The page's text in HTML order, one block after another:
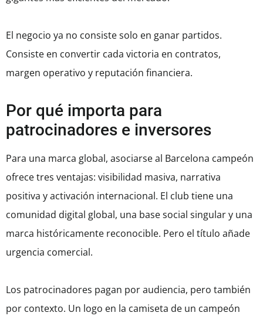
El negocio ya no consiste solo en ganar partidos.
Consiste en convertir cada victoria en contratos,
margen operativo y reputación financiera.
Por qué importa para
patrocinadores e inversores
Para una marca global, asociarse al Barcelona campeón
ofrece tres ventajas: visibilidad masiva, narrativa
positiva y activación internacional. El club tiene una
comunidad digital global, una base social singular y una
marca históricamente reconocible. Pero el título añade
urgencia comercial.
Los patrocinadores pagan por audiencia, pero también
por contexto. Un logo en la camiseta de un campeón